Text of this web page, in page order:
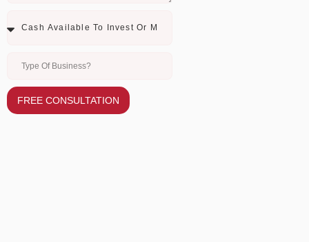
FREE CONSULTATION